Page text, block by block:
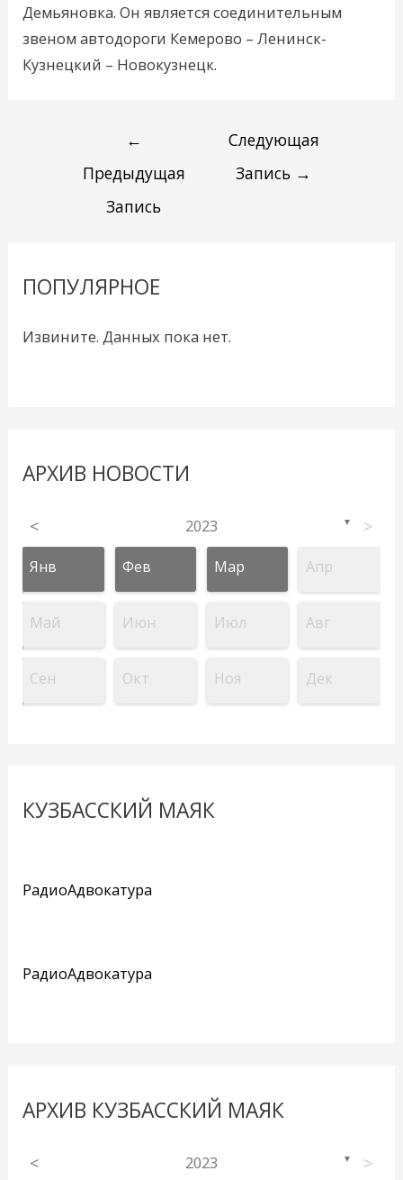
Демьяновка. Он является соединительным
звеном автодороги Кемерово – Ленинск-
Кузнецкий – Новокузнецк.
←
Предыдущая
Запись
Следующая
Запись →
ПОПУЛЯРНОЕ
Извините. Данных пока нет.
АРХИВ НОВОСТИ
< 2023 ▼ >
Янв Фев Мар Апр
Май Июн Июл Авг
Сен Окт Ноя Дек
КУЗБАССКИЙ МАЯК
РадиоАдвокатура
РадиоАдвокатура
АРХИВ КУЗБАССКИЙ МАЯК
< 2023 ▼ >